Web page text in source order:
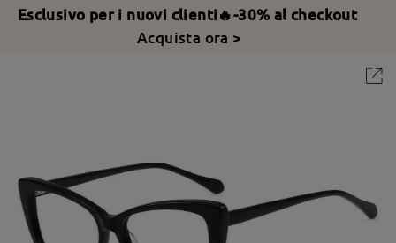
Esclusivo per i nuovi clienti🔥-30% al checkout
Acquista ora >